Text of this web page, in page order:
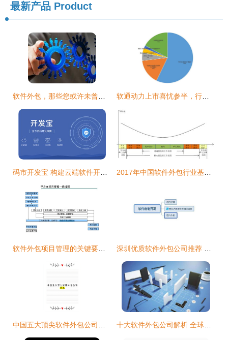
最新产品 Product
软件外包，那些您或许未曾听闻的真实内幕 软通动力上市喜忧参半，行业变局剑指软件外包模式
码市开发宝 构建云端软件开发生态闭环 2017年中国软件外包行业基本情况及市场发展概况分析
软件外包项目管理的关键要点与挑战对策 深圳优质软件外包公司推荐 如何选择合适的合作伙伴
中国五大顶尖软件外包公司深度推荐 十大软件外包公司解析 全球与国内市场的领军者